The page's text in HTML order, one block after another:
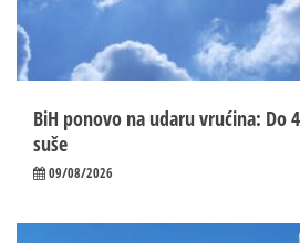
BiH ponovo na udaru vrućina: Do
suše
09/08/2026